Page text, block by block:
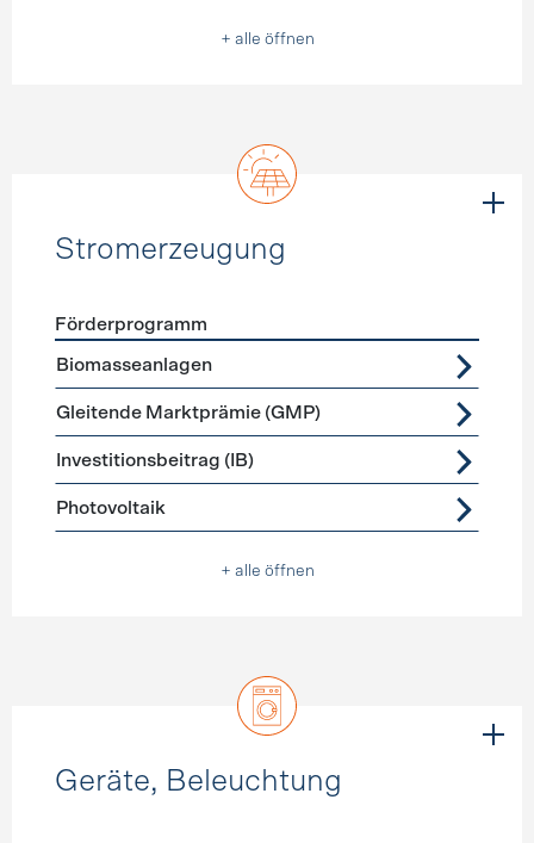
+ alle öffnen
Stromerzeugung
Förderprogramme
Förderprogramm
Biomasseanlagen
Gleitende Marktprämie (GMP)
Investitionsbeitrag (IB)
Photovoltaik
+ alle öffnen
Geräte, Beleuchtung